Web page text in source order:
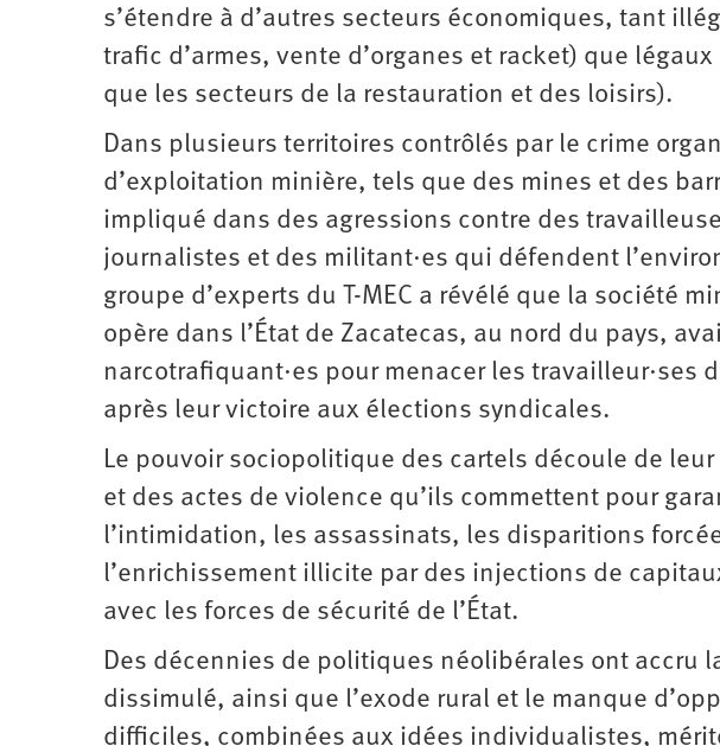
s’étendre à d’autres secteurs économiques, tant
trafic d’armes, vente d’organes et racket) que
que les secteurs de la restauration et des loisirs).
Dans plusieurs territoires contrôlés par le crime
d’exploitation minière, tels que des mines et des
impliqué dans des agressions contre des
journalistes et des militant·es qui défendent
groupe d’experts du T-MEC a révélé que la société
opère dans l’État de Zacatecas, au nord du pays,
narcotrafiquant·es pour menacer les travailleur·ses
après leur victoire aux élections syndicales.
Le pouvoir sociopolitique des cartels découle de
et des actes de violence qu’ils commettent pour
l’intimidation, les assassinats, les disparitions
l’enrichissement illicite par des injections de
avec les forces de sécurité de l’État.
Des décennies de politiques néolibérales ont accru
dissimulé, ainsi que l’exode rural et le manque
difficiles, combinées aux idées individualistes,